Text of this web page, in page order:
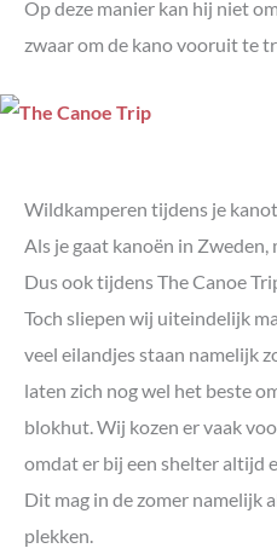
Op deze manier kan hij niet
zwaar om de kano vooruit te
Wildkamperen tijdens je
Als je gaat kanoën in
Dus ook tijdens The Canoe
Toch sliepen wij uiteindelijk
veel eilandjes staan namelijk
laten zich nog wel het beste
blokhut. Wij kozen er vaak
omdat er bij een shelter altijd
Dit mag in de zomer namelijk
plekken.